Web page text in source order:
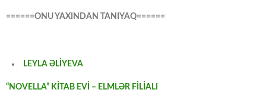
======ONU YAXINDAN TANIYAQ======
LEYLA ƏLİYEVA
“NOVELLA” KİTAB EVİ – ELMLƏR FİLİALI